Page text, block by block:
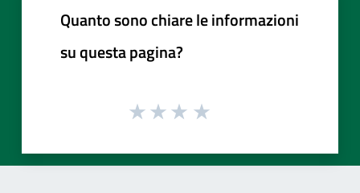
Quanto sono chiare le informazioni
su questa pagina?